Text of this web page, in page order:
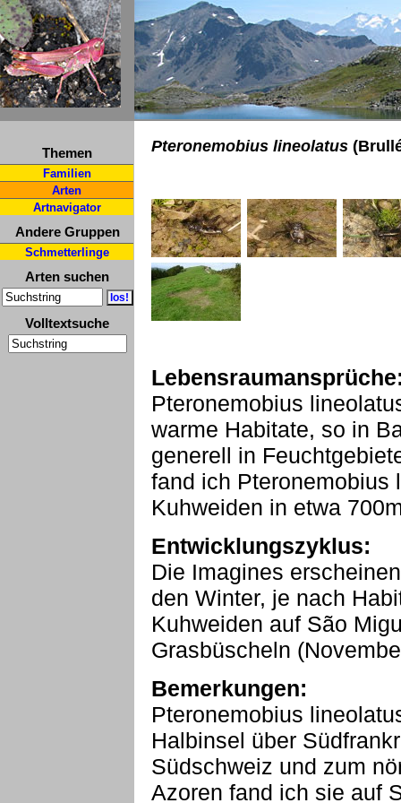
Themen
Familien
Arten
Artnavigator
Andere Gruppen
Schmetterlinge
Arten suchen
Volltextsuche
Pteronemobius lineolatus
Pteronemobius
warme Habitate, so in
generell in
fand ich Pteronemobius
Kuhweiden in etwa
Entwicklungszyklus:
Die Imagines
den Winter, je nach
Kuhweiden auf São
Grasbüscheln
Bemerkungen:
Pteronemobius
Halbinsel über
Südschweiz und zum
Azoren fand ich sie auf